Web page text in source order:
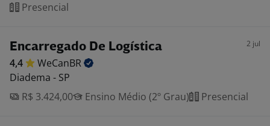
Presencial
Encarregado De Logística 2 jul
4,4
WeCanBR
Diadema - SP
R$ 3.424,00
Ensino Médio (2º Grau) Presencial